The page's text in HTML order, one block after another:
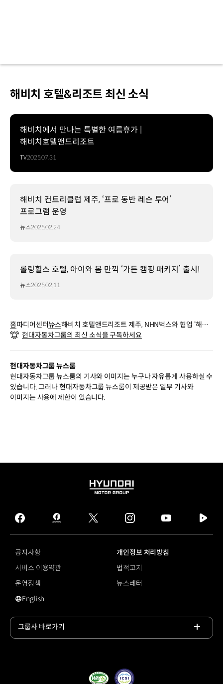
해비치 호텔&리조트 최신 소식
해비치에서 만나는 특별한 여름휴가 |
해비치호텔앤드리조트
TV2025.07.31
해비치 컨트리클럽 제주, ‘프로 동반 레슨 투어’
프로그램 운영
뉴스2025.02.24
롤링힐스 호텔, 아이와 봄 만끽 ‘가든 캠핑 패키지’ 출시!
뉴스2025.02.11
홈미디어센터뉴스해비치 호텔앤드리조트 제주, NHN벅스와 협업 ‘해비
치 X essential; 플레이리스트’ 공개
현대자동차그룹의 최신 소식을 구독하세요
현대자동차그룹 뉴스룸
현대자동차그룹 뉴스룸의 기사와 이미지는 누구나 자유롭게 사용하실 수
있습니다. 그러나 현대자동차그룹 뉴스룸이 제공받은 일부 기사와
이미지는 사용에 제한이 있습니다.
HYUNDAI
GROUP
facebook
hmg
journal
twitter instagram
tv
공지사항
개인정보 처리방침
서비스 이용약관
법적고지
운영정책
뉴스레터
영문 사이트로 이동
English
그룹사 바로가기